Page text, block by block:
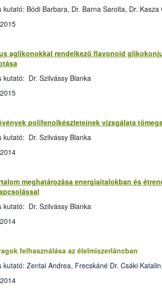
kutató: Bódi Barbara, Dr. Barna Sarolta, Dr. Kasza
aglikonokkal rendelkező flavonoid
kutató: Dr. Szilvássy Blanka
polifenolkészleteinek vizsgálata
kutató: Dr. Szilvássy Blanka
meghatározása energiaitalokban és
kutató: Dr. Szilvássy Blanka
felhasználása az élelmiszerláncban
kutató: Zentai Andrea, Frecskáné Dr. Csáki